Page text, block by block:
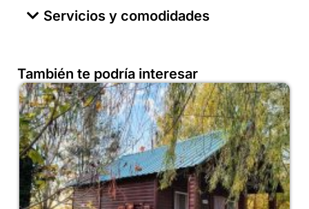
Servicios y comodidades
También te podría interesar